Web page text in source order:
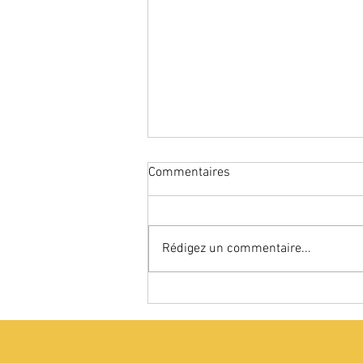
Commentaires
Rédigez un commentaire...